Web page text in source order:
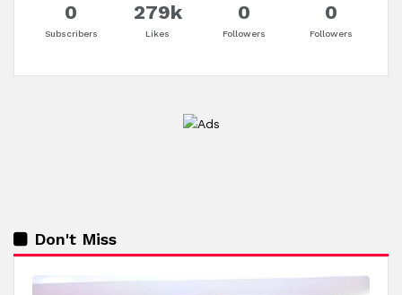
0
Subscribers
279k
Likes
0
Followers
0
Followers
Don't Miss